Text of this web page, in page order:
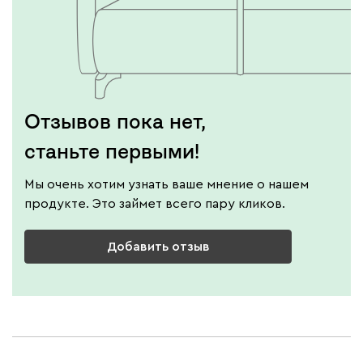
Отзывов пока нет,
станьте первыми!
Мы очень хотим узнать ваше мнение о нашем
продукте. Это займет всего пару кликов.
Добавить отзыв